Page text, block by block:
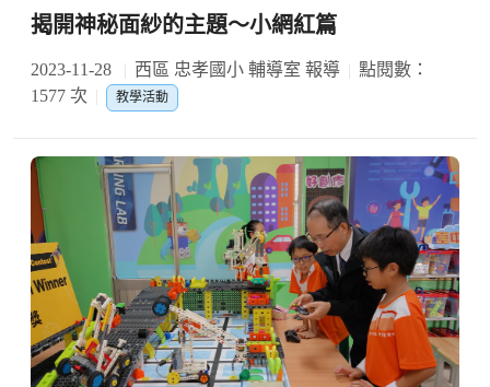
揭開神秘面紗的主題〜小網紅篇
2023-11-28 西區 忠孝國小 輔導室 報導
點閱數：
1577 次
教學活動